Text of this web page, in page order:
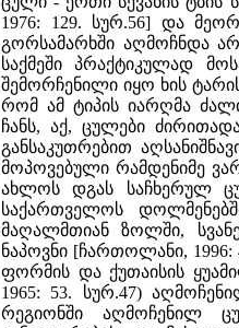
1976: 129. სურ.56] და
გორსამარხში აღმოჩნდა
საქმეში პრაქტიკულად
შემორჩენილი იყო ხის
რომ ამ ტიპის იარღმა
ჩანს, აქ, ცულები
განსაკუთრებით
მოპოვებული რამდენიმე
ახლოს დგას საჩხერულ
საქართველოს
მაღალმთიან ზოლში,
ნაპოვნი [ჩართოლანი, 1996:
ფორმის და ქუთაისის
1965: 53. სურ.47)
რეგიონში აღმოჩენილ